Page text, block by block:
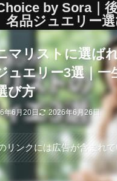
by Sora｜
名品ジュエリー
マリストに選ば
ュエリー3選｜一
び方
年6月20日 2026年6月26日
リンクには広告が含まれて